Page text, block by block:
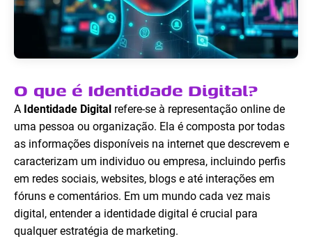
O que é Identidade Digital?
A Identidade Digital refere-se à representação online de
uma pessoa ou organização. Ela é composta por todas
as informações disponíveis na internet que descrevem e
caracterizam um individuo ou empresa, incluindo perfis
em redes sociais, websites, blogs e até interações em
fóruns e comentários. Em um mundo cada vez mais
digital, entender a identidade digital é crucial para
qualquer estratégia de marketing.